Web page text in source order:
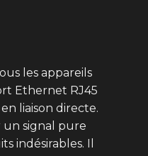
les appareils
Ethernet RJ45
liaison directe.
signal pure
indésirables. Il